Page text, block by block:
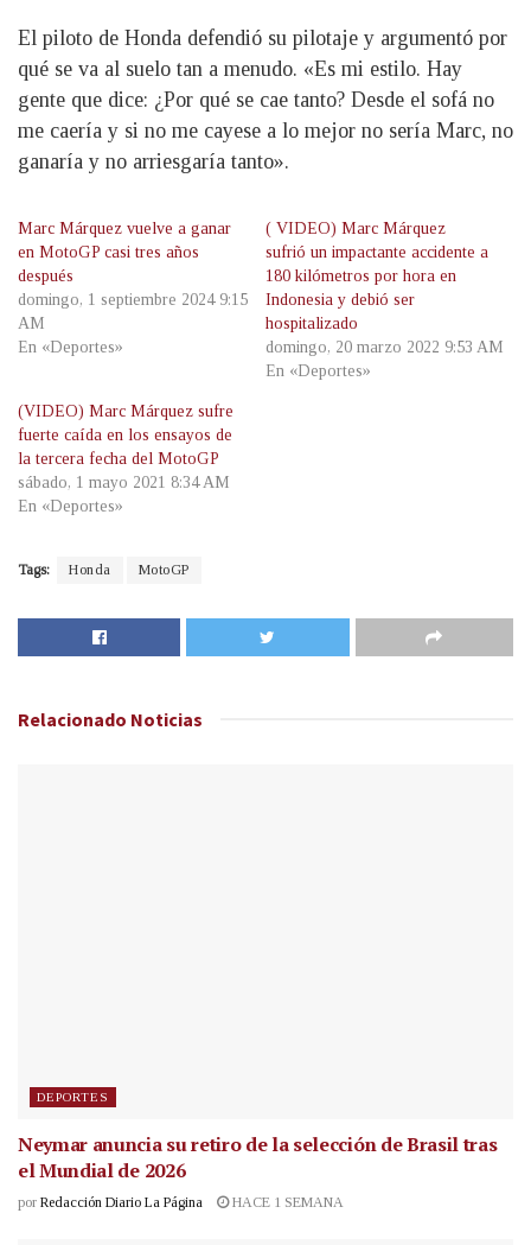
El piloto de Honda defendió su pilotaje y argumentó por
qué se va al suelo tan a menudo. «Es mi estilo. Hay
gente que dice: ¿Por qué se cae tanto? Desde el sofá no
me caería y si no me cayese a lo mejor no sería Marc, no
ganaría y no arriesgaría tanto».
Marc Márquez vuelve a ganar
en MotoGP casi tres años
después
domingo, 1 septiembre 2024 9:15
AM
En «Deportes»
( VIDEO) Marc Márquez
sufrió un impactante accidente a
180 kilómetros por hora en
Indonesia y debió ser
hospitalizado
domingo, 20 marzo 2022 9:53 AM
En «Deportes»
(VIDEO) Marc Márquez sufre
fuerte caída en los ensayos de
la tercera fecha del MotoGP
sábado, 1 mayo 2021 8:34 AM
En «Deportes»
Tags: Honda MotoGP
Relacionado Noticias
DEPORTES
Neymar anuncia su retiro de la selección de Brasil tras
el Mundial de 2026
por Redacción Diario La Página HACE 1 SEMANA